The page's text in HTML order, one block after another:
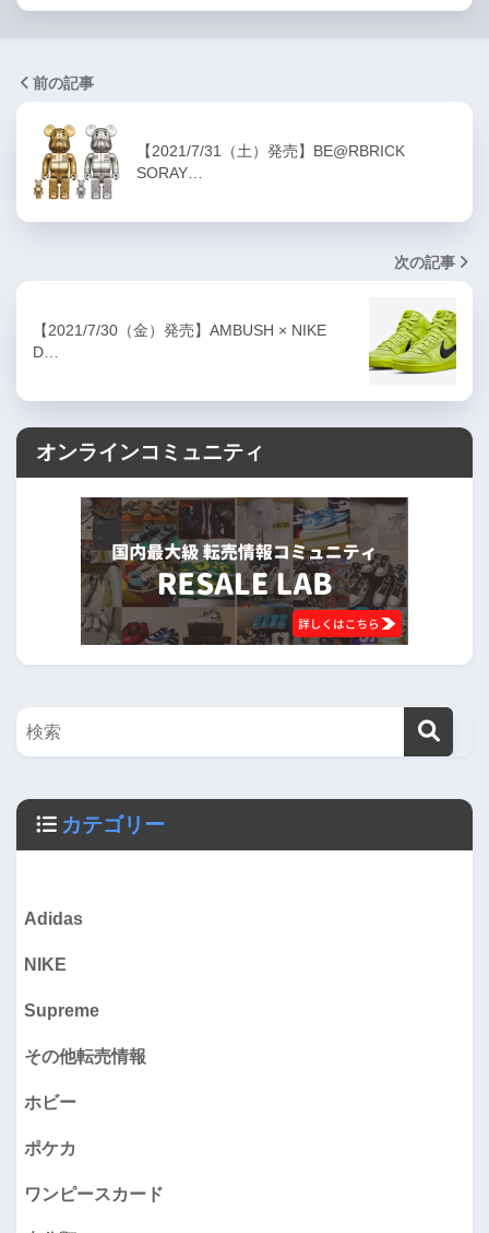
前の記事
【2021/7/31（土）発売】BE@RBRICK
SORAY…
次の記事
【2021/7/30（金）発売】AMBUSH × NIKE
D…
オンラインコミュニティ
カテゴリー
Adidas
NIKE
Supreme
その他転売情報
ホビー
ポケカ
ワンピースカード